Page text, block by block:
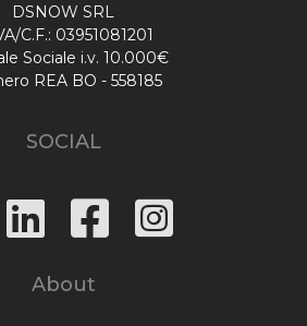
DSNOW SRL
C.F.: 03951081201
Sociale i.v. 10.000€
REA BO - 558185
SOCIAL
About